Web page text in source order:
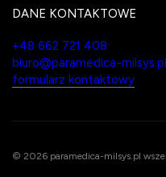
DANE KONTAKTOWE
+48 662 721 408
biuro@paramedica-milsys.pl
formularz kontaktowy
© 2026 paramedica-milsys.pl